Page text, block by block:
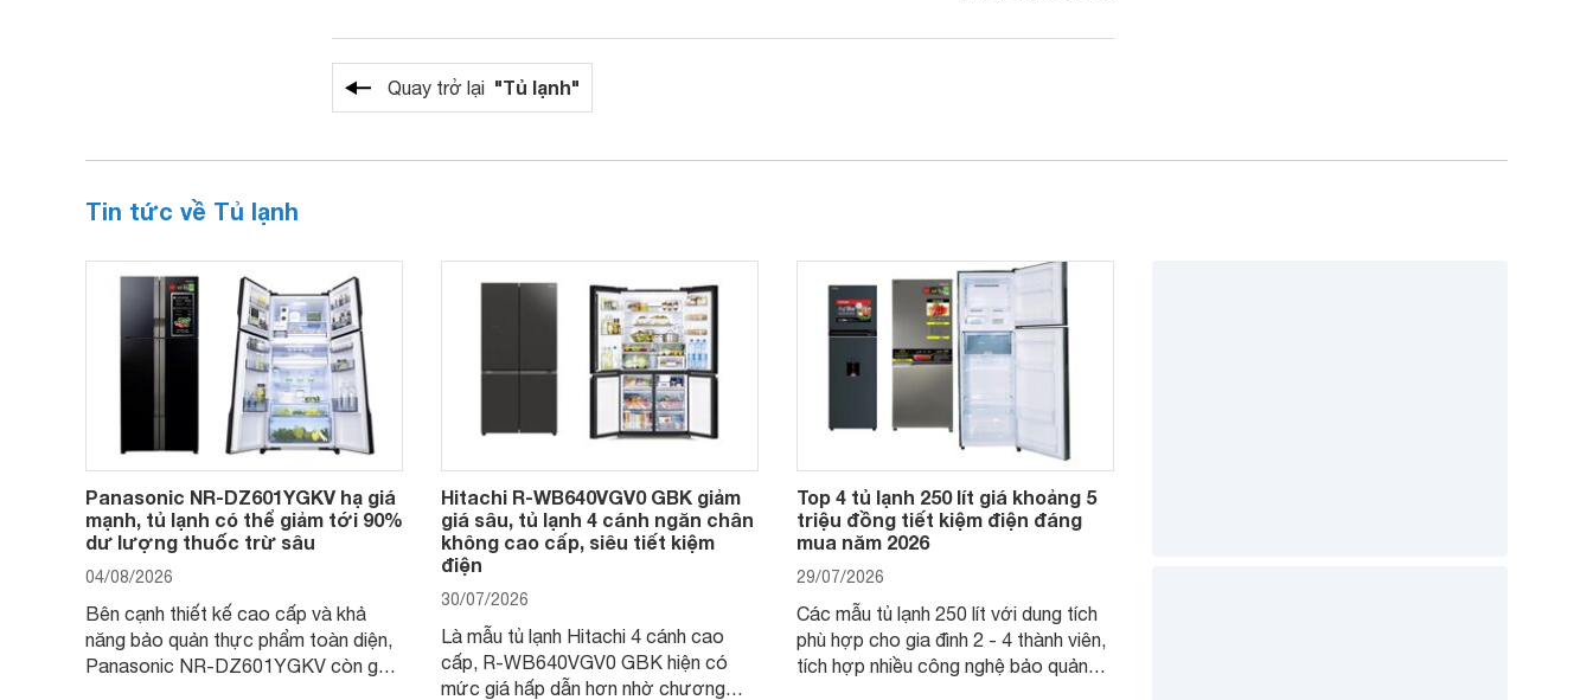
Quay trở lại "Tủ lạnh"
Tin tức về Tủ lạnh
Panasonic NR-DZ601YGKV hạ giá
mạnh, tủ lạnh có thể giảm tới 90%
dư lượng thuốc trừ sâu
04/08/2026
Bên cạnh thiết kế cao cấp và khả
năng bảo quản thực phẩm toàn diện,
Panasonic NR-DZ601YGKV còn gây
Hitachi R-WB640VGV0 GBK giảm
giá sâu, tủ lạnh 4 cánh ngăn chân
không cao cấp, siêu tiết kiệm
điện
30/07/2026
Là mẫu tủ lạnh Hitachi 4 cánh cao
cấp, R-WB640VGV0 GBK hiện có
mức giá hấp dẫn hơn nhờ chương
Top 4 tủ lạnh 250 lít giá khoảng 5
triệu đồng tiết kiệm điện đáng
mua năm 2026
29/07/2026
Các mẫu tủ lạnh 250 lít với dung tích
phù hợp cho gia đình 2 - 4 thành viên,
tích hợp nhiều công nghệ bảo quản